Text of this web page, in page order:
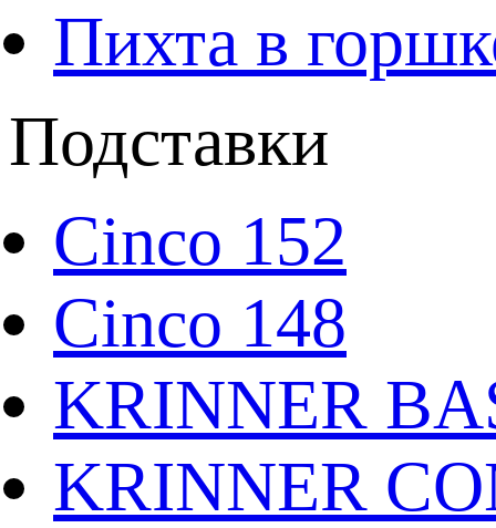
Пихта в
Подставки
Cinco 152
Cinco 148
KRINNER
KRINNER